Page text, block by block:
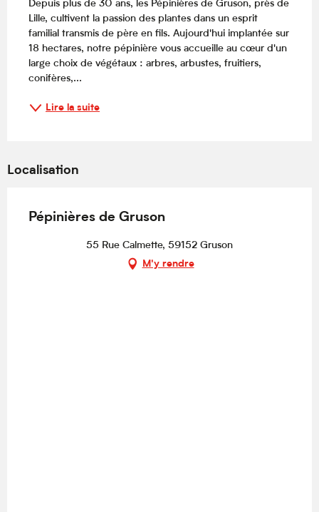
Depuis plus de 30 ans, les Pépinières de Gruson, près de
Lille, cultivent la passion des plantes dans un esprit
familial transmis de père en fils. Aujourd'hui implantée sur
18 hectares, notre pépinière vous accueille au cœur d'un
large choix de végétaux : arbres, arbustes, fruitiers,
conifères,...
Lire la suite
Localisation
Pépinières de Gruson
55 Rue Calmette, 59152 Gruson
M'y rendre